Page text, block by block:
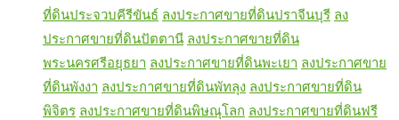
ที่ดินประจวบคีรีขันธ์ ลงประกาศขายที่ดินปราจีนบุรี ลง
ประกาศขายที่ดินปัตตานี ลงประกาศขายที่ดิน
พระนครศรีอยุธยา ลงประกาศขายที่ดินพะเยา ลงประกาศขาย
ที่ดินพังงา ลงประกาศขายที่ดินพัทลุง ลงประกาศขายที่ดิน
พิจิตร ลงประกาศขายที่ดินพิษณุโลก ลงประกาศขายที่ดินฟรี